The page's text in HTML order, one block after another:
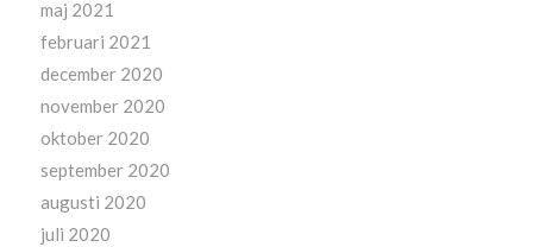
maj 2021
februari 2021
december 2020
november 2020
oktober 2020
september 2020
augusti 2020
juli 2020